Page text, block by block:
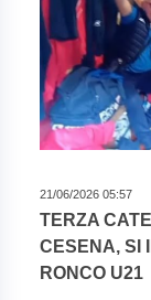
21/06/2026 05:57
TERZA
CESENA, SI
RONCO U21